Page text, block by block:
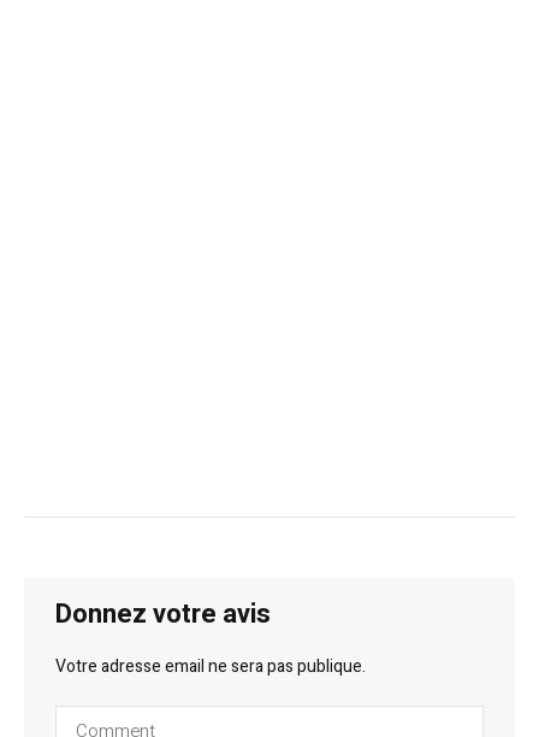
Donnez votre avis
Votre adresse email ne sera pas publique.